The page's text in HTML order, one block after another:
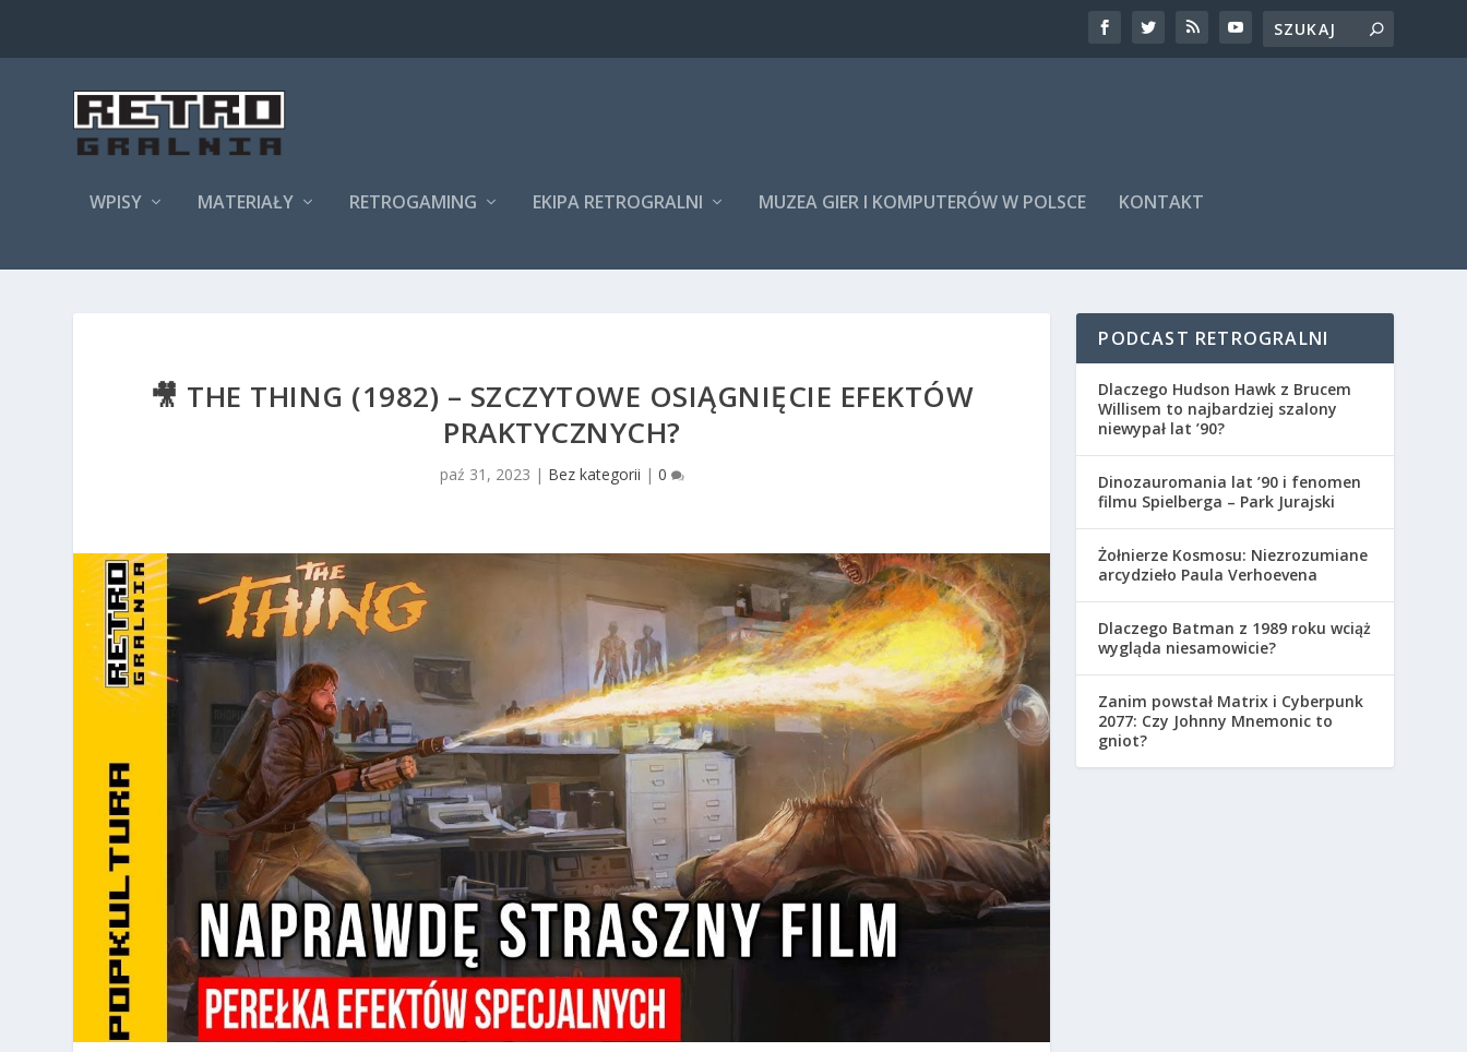
WPISY MATERIAŁY RETROGAMING EKIPA RETROGRALNI MUZEA GIER I KOMPUTERÓW W POLSCE KONTAKT
🎥 THE THING (1982) – SZCZYTOWE OSIĄGNIĘCIE EFEKTÓW
PRAKTYCZNYCH?
paź 31, 2023 | Bez kategorii | 0
PODCAST RETROGRALNI
Dlaczego Hudson Hawk z Brucem
Willisem to najbardziej szalony
niewypał lat ’90?
Dinozauromania lat ’90 i fenomen
filmu Spielberga – Park Jurajski
Żołnierze Kosmosu: Niezrozumiane
arcydzieło Paula Verhoevena
Dlaczego Batman z 1989 roku wciąż
wygląda niesamowicie?
Zanim powstał Matrix i Cyberpunk
2077: Czy Johnny Mnemonic to
gniot?